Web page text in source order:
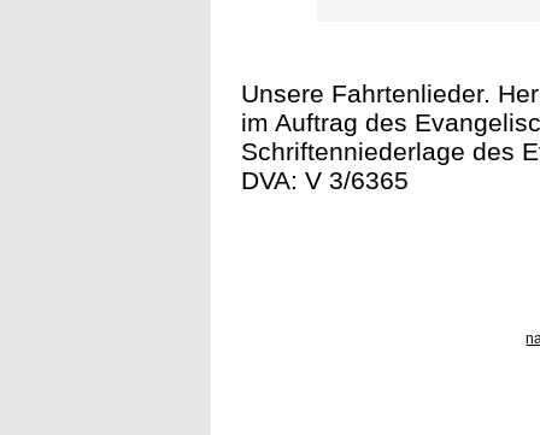
Unsere Fahrtenlieder.
im Auftrag des
Schriftenniederlage des
DVA: V 3/6365